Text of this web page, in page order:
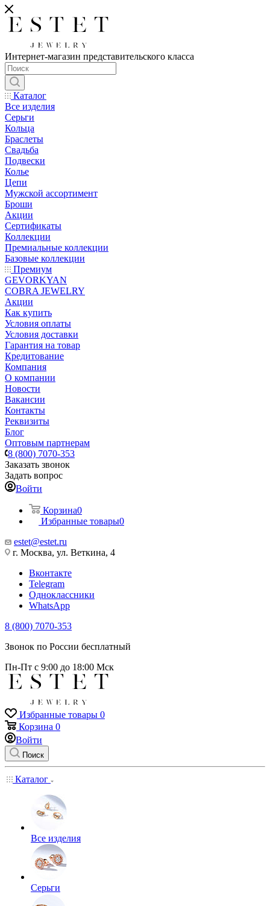
Интернет-магазин представительского класса
Каталог
Все изделия
Серьги
Кольца
Браслеты
Свадьба
Подвески
Колье
Цепи
Мужской ассортимент
Броши
Акции
Сертификаты
Коллекции
Премиальные коллекции
Базовые коллекции
Премиум
GEVORKYAN
COBRA JEWELRY
Акции
Как купить
Условия оплаты
Условия доставки
Гарантия на товар
Кредитование
Компания
О компании
Новости
Вакансии
Контакты
Реквизиты
Блог
Оптовым партнерам
8 (800) 7070-353
Заказать звонок
Задать вопрос
Войти
Корзина0
Избранные товары0
estet@estet.ru
г. Москва, ул. Веткина, 4
Вконтакте
Telegram
Одноклассники
WhatsApp
8 (800) 7070-353
Звонок по России бесплатный
Пн-Пт с 9:00 до 18:00 Мск
Избранные товары 0
Корзина 0
Войти
Поиск
Каталог
Все изделия
Серьги